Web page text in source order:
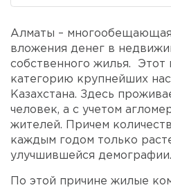
Алматы –
вложения денег в
собственного жилья. Этот
категорию крупнейших
Казахстана. Здесь
человек, а с учетом
жителей. Причем
каждым годом только
улучшившейся демографии.
По этой причине жилые